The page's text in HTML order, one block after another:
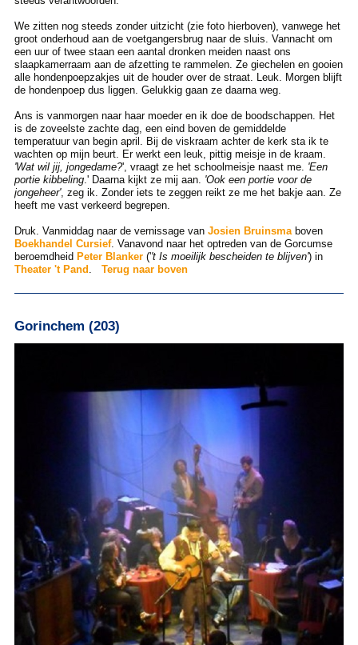
We zitten nog steeds zonder uitzicht (zie foto hierboven), vanwege het
groot onderhoud aan de voetgangersbrug naar de sluis. Vannacht om
een uur of twee staan een aantal dronken meiden naast ons
slaapkamerraam aan de afzetting te rammelen. Ze giechelen en gooien
alle hondenpoepzakjes uit de houder over de straat. Leuk. Morgen blijft
de hondenpoep dus liggen. Gelukkig gaan ze daarna weg.
Ans is vanmorgen naar haar moeder en ik doe de boodschappen. Het
is de zoveelste zachte dag, een eind boven de gemiddelde
temperatuur van begin april. Bij de viskraam achter de kerk sta ik te
wachten op mijn beurt. Er werkt een leuk, pittig meisje in de kraam.
'Wat wil jij, jongedame?', vraagt ze het schoolmeisje naast me. 'Een
portie kibbeling.' Daarna kijkt ze mij aan. 'Ook een portie voor de
jongeheer', zeg ik. Zonder iets te zeggen reikt ze me het bakje aan. Ze
heeft me vast verkeerd begrepen.
Druk. Vanmiddag naar de vernissage van Josien Bruinsmaboven
Boekhandel Cursief. Vanavond naar het optreden van de Gorcumse
beroemdheid Peter Blanker(''t Is moeilijk bescheiden te blijven') in
Theater 't Pand . Terug naar boven
Gorinchem (203)